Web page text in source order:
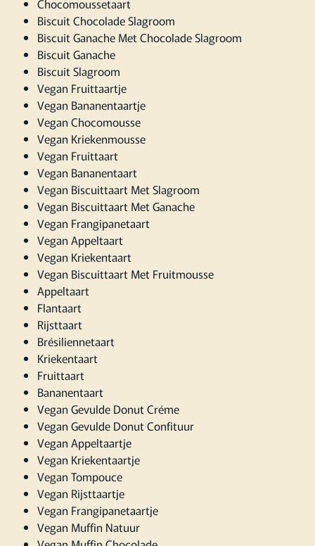
Chocomoussetaart
Biscuit Chocolade Slagroom
Biscuit Ganache Met Chocolade Slagroom
Biscuit Ganache
Biscuit Slagroom
Vegan Fruittaartje
Vegan Bananentaartje
Vegan Chocomousse
Vegan Kriekenmousse
Vegan Fruittaart
Vegan Bananentaart
Vegan Biscuittaart Met Slagroom
Vegan Biscuittaart Met Ganache
Vegan Frangipanetaart
Vegan Appeltaart
Vegan Kriekentaart
Vegan Biscuittaart Met Fruitmousse
Appeltaart
Flantaart
Rijsttaart
Brésiliennetaart
Kriekentaart
Fruittaart
Bananentaart
Vegan Gevulde Donut Créme
Vegan Gevulde Donut Confituur
Vegan Appeltaartje
Vegan Kriekentaartje
Vegan Tompouce
Vegan Rijsttaartje
Vegan Frangipanetaartje
Vegan Muffin Natuur